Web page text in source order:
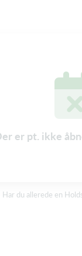
er pt. ikke
Har du allerede en